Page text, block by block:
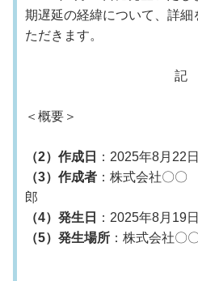
期遅延の経緯について、詳
ただきます。
記
＜概要＞
（2）作成日
：2025年8月22
（3）作成者 ：株式会社〇
郎
（4）発生日
：2025年8月19
（5）発生場所 ：株式会社